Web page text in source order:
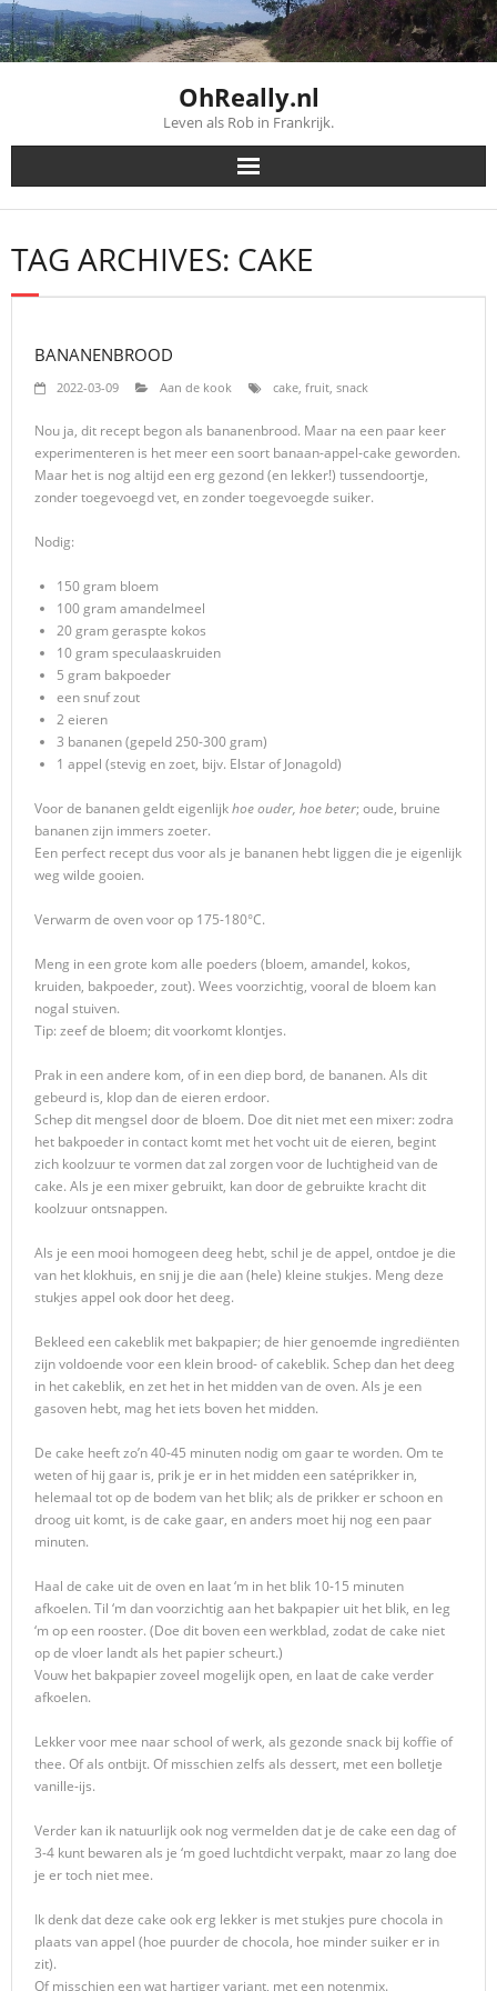
Skip
to
content
OhReally.nl
Leven als Rob in Frankrijk.
TAG ARCHIVES: CAKE
BANANENBROOD
2022-03-09 Aan de kook cake, fruit, snack
Nou ja, dit recept begon als bananenbrood. Maar na een paar keer
experimenteren is het meer een soort banaan-appel-cake geworden.
Maar het is nog altijd een erg gezond (en lekker!) tussendoortje,
zonder toegevoegd vet, en zonder toegevoegde suiker.
Nodig:
150 gram bloem
100 gram amandelmeel
20 gram geraspte kokos
10 gram speculaaskruiden
5 gram bakpoeder
een snuf zout
2 eieren
3 bananen (gepeld 250-300 gram)
1 appel (stevig en zoet, bijv. Elstar of Jonagold)
Voor de bananen geldt eigenlijkhoe ouder, hoe beter; oude, bruine
bananen zijn immers zoeter.
Een perfect recept dus voor als je bananen hebt liggen die je eigenlijk
weg wilde gooien.
Verwarm de oven voor op 175-180°C.
Meng in een grote kom alle poeders (bloem, amandel, kokos,
kruiden, bakpoeder, zout). Wees voorzichtig, vooral de bloem kan
nogal stuiven.
Tip: zeef de bloem; dit voorkomt klontjes.
Prak in een andere kom, of in een diep bord, de bananen. Als dit
gebeurd is, klop dan de eieren erdoor.
Schep dit mengsel door de bloem. Doe dit niet met een mixer: zodra
het bakpoeder in contact komt met het vocht uit de eieren, begint
zich koolzuur te vormen dat zal zorgen voor de luchtigheid van de
cake. Als je een mixer gebruikt, kan door de gebruikte kracht dit
koolzuur ontsnappen.
Als je een mooi homogeen deeg hebt, schil je de appel, ontdoe je die
van het klokhuis, en snij je die aan (hele) kleine stukjes. Meng deze
stukjes appel ook door het deeg.
Bekleed een cakeblik met bakpapier; de hier genoemde ingrediënten
zijn voldoende voor een klein brood- of cakeblik. Schep dan het deeg
in het cakeblik, en zet het in het midden van de oven. Als je een
gasoven hebt, mag het iets boven het midden.
De cake heeft zo’n 40-45 minuten nodig om gaar te worden. Om te
weten of hij gaar is, prik je er in het midden een satéprikker in,
helemaal tot op de bodem van het blik; als de prikker er schoon en
droog uit komt, is de cake gaar, en anders moet hij nog een paar
minuten.
Haal de cake uit de oven en laat ‘m in het blik 10-15 minuten
afkoelen. Til ‘m dan voorzichtig aan het bakpapier uit het blik, en leg
‘m op een rooster. (Doe dit boven een werkblad, zodat de cake niet
op de vloer landt als het papier scheurt.)
Vouw het bakpapier zoveel mogelijk open, en laat de cake verder
afkoelen.
Lekker voor mee naar school of werk, als gezonde snack bij koffie of
thee. Of als ontbijt. Of misschien zelfs als dessert, met een bolletje
vanille-ijs.
Verder kan ik natuurlijk ook nog vermelden dat je de cake een dag of
3-4 kunt bewaren als je ‘m goed luchtdicht verpakt, maar zo lang doe
je er toch niet mee.
Ik denk dat deze cake ook erg lekker is met stukjes pure chocola in
plaats van appel (hoe puurder de chocola, hoe minder suiker er in
zit).
Of misschien een wat hartiger variant, met een notenmix.